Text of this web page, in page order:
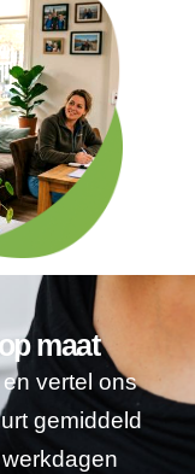
maat
vertel ons
gemiddeld